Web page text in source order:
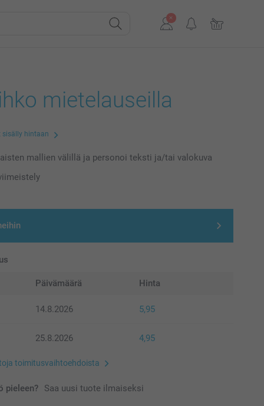
mietelauseilla
hintaan
mallien välillä ja personoi teksti ja/tai valokuva
Päivämäärä Hinta
14.8.2026 5,95
25.8.2026 4,95
toimitusvaihtoehdoista
pieleen? Saa uusi tuote ilmaiseksi